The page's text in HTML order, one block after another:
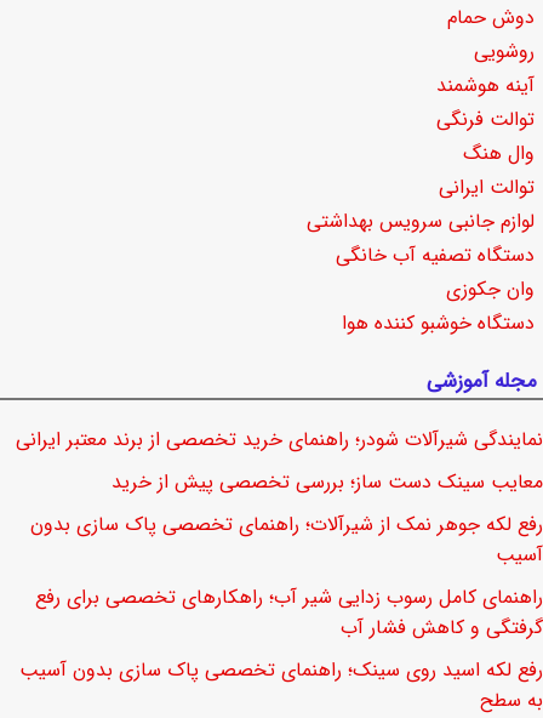
دوش حمام
روشویی
آینه هوشمند
توالت فرنگی
وال هنگ
توالت ایرانی
لوازم جانبی سرویس بهداشتی
دستگاه تصفیه آب خانگی
وان جکوزی
دستگاه خوشبو کننده هوا
مجله آموزشی
نمایندگی شیرآلات شودر؛ راهنمای خرید تخصصی از برند معتبر ایرانی
معایب سینک دست ساز؛ بررسی تخصصی پیش از خرید
رفع لکه جوهر نمک از شیرآلات؛ راهنمای تخصصی پاک سازی بدون
آسیب
راهنمای کامل رسوب زدایی شیر آب؛ راهکارهای تخصصی برای رفع
گرفتگی و کاهش فشار آب
رفع لکه اسید روی سینک؛ راهنمای تخصصی پاک سازی بدون آسیب
به سطح